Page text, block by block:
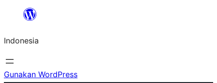
Lewati
konten
Indonesia
Gunakan WordPress